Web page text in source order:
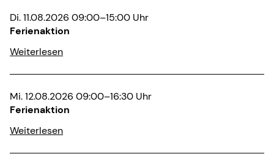
Di. 11.08.2026 09:00–15:00 Uhr
Ferienaktion
Weiterlesen
Mi. 12.08.2026 09:00–16:30 Uhr
Ferienaktion
Weiterlesen